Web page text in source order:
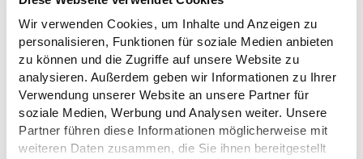
Wir verwenden Cookies, um Inhalte und Anzeigen zu
personalisieren, Funktionen für soziale Medien anbieten
zu können und die Zugriffe auf unsere Website zu
analysieren. Außerdem geben wir Informationen zu Ihrer
Verwendung unserer Website an unsere Partner für
soziale Medien, Werbung und Analysen weiter. Unsere
Partner führen diese Informationen möglicherweise mit
weiteren Daten zusammen, die Sie ihnen bereitgestellt